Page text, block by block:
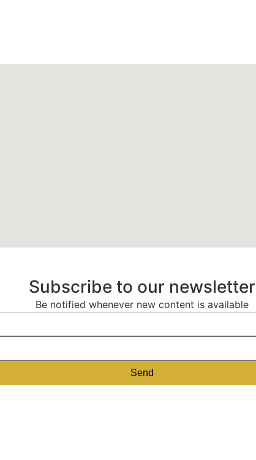
Subscribe to our newsletter
Be notified whenever new content is available
Send